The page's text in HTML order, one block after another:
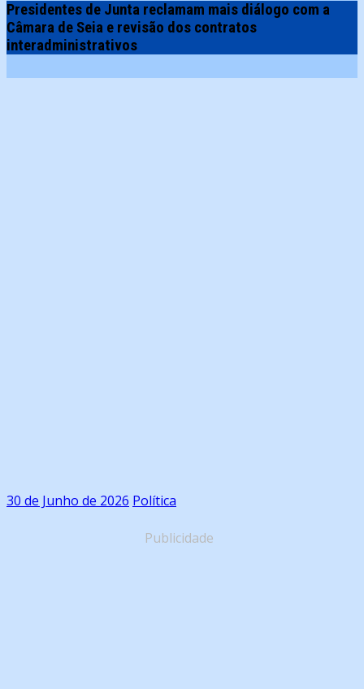
Presidentes de Junta reclamam mais diálogo com a
Câmara de Seia e revisão dos contratos
interadministrativos
30 de Junho de 2026 Política
Publicidade